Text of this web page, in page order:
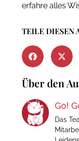
erfahre alles
TEILE DIESEN
Über den
Go!
Das